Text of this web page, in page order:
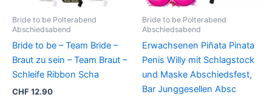
Bride to be Polterabend
Abschiedsabend
Bride to be – Team Bride –
Braut zu sein – Team Braut –
Schleife Ribbon Scha
CHF12.90
Produktseite
gewählt
werden
Bride to be Polterabend
Abschiedsabend
Erwachsenen Piñata Pinata
Penis Willy mit Schlagstock
und Maske Abschiedsfest,
Bar Junggesellen Absc